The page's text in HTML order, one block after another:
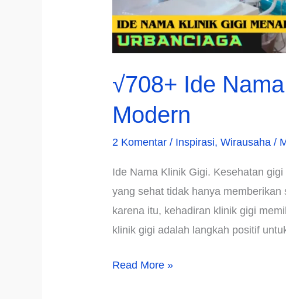
√708+ Ide
Modern
2 Komentar / Inspirasi,Wirausaha /
Ide Nama Klinik Gigi. Kesehatan
yang sehat tidak hanya
karena itu, kehadiran klinik gigi
klinik gigi adalah langkah positif
√708+
Read More »